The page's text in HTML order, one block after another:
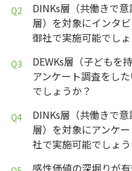
DINKs層（共働きで
層）を対象にインタ
御社で実施可能でしょ
DEWKs層（子どもを
アンケート調査をし
でしょうか？
DINKs層（共働きで
層）を対象にアンケ
社で実施可能でしょう
感性価値の深堀りが